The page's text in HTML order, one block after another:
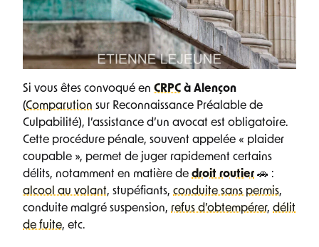
Si vous êtes convoqué en CRPC à Alençon
(Comparution sur Reconnaissance Préalable de
Culpabilité), l’assistance d’un avocat est obligatoire.
Cette procédure pénale, souvent appelée « plaider
coupable », permet de juger rapidement certains
délits, notamment en matière de droit routier 🚗 :
alcool au volant, stupéfiants, conduite sans permis,
conduite malgré suspension, refus d’obtempérer, délit
de fuite, etc.